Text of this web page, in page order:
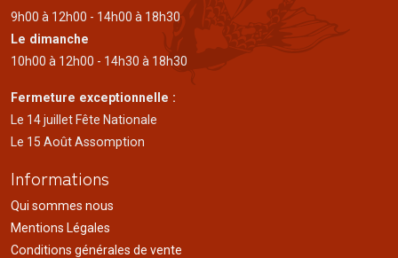
9h00 à 12h00 - 14h00 à 18h30
Le dimanche
10h00 à 12h00 - 14h30 à 18h30
Fermeture exceptionnelle :
Le 14 juillet Fête Nationale
Le 15 Août Assomption
Informations
Qui sommes nous
Mentions Légales
Conditions générales de vente